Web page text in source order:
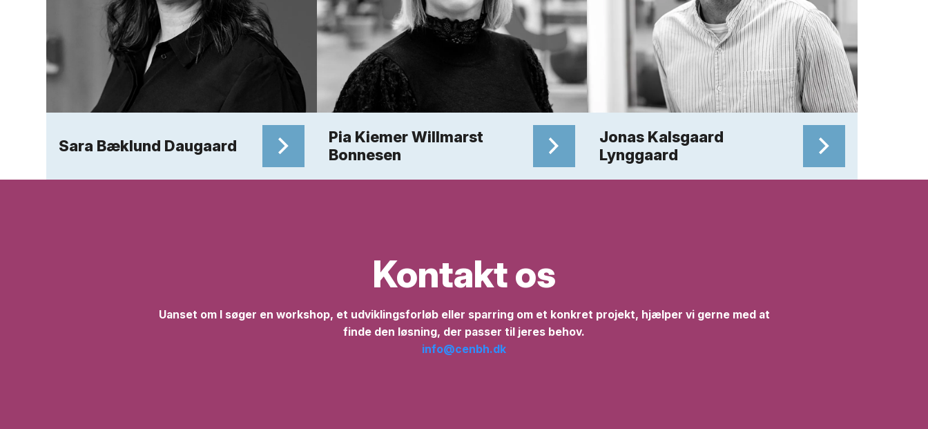
Sara Bæklund Daugaard
Pia Kiemer Willmarst
Bonnesen
Jonas Kalsgaard
Lynggaard
Kontakt os
Uanset om I søger en workshop, et udviklingsforløb eller sparring om et konkret projekt, hjælper vi gerne med at
finde den løsning, der passer til jeres behov.
info@cenbh.dk